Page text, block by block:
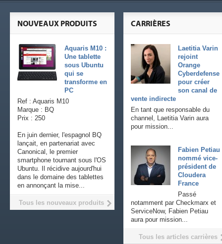
CARRIÈRES
Laetitia Varin
rejoint
Orange
Cyberdefense
pour créer
son canal de
vente indirecte
En tant que responsable du
channel, Laetitia Varin aura
pour mission...
Fabien Petiau
nommé vice-
président de
Cloudera
France
Passé
notamment par Checkmarx et
ServiceNow, Fabien Petiau
aura pour mission...
Tous les articles carrières
NOUVEAUX PRODUITS
Aquaris M10 :
Une tablette
sous Ubuntu
qui se
transforme en
PC
Ref : Aquaris M10
Marque : BQ
Prix : 250
En juin dernier, l'espagnol BQ
lançait, en partenariat avec
Canonical, le premier
smartphone tournant sous l'OS
Ubuntu. Il récidive aujourd'hui
dans le domaine des tablettes
en annonçant la mise...
Tous les nouveaux produits